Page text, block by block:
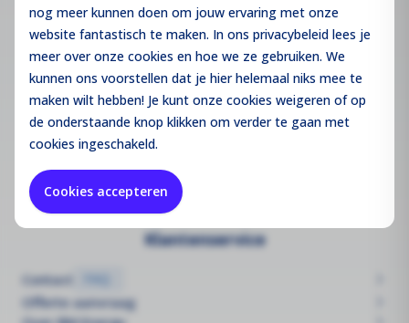
nog meer kunnen doen om jouw ervaring met onze
website fantastisch te maken. In ons privacybeleid lees je
meer over onze cookies en hoe we ze gebruiken. We
kunnen ons voorstellen dat je hier helemaal niks mee te
maken wilt hebben! Je kunt onze cookies weigeren of op
de onderstaande knop klikken om verder te gaan met
cookies ingeschakeld.
Cookies accepteren
info@bmenergy.nl
085 - 3016 440
KvK:64289052
BTW: NL855601267B01
Hoofd Kantoor
Keurmeesterstraat 6
1187 ZX Amstelveen
Klantenservice
Contact FAQ
Offerte aanvraag